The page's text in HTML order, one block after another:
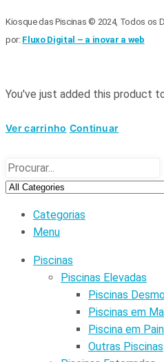
Kiosque das Piscinas © 2024, Todos os
por: Fluxo Digital – a inovar a web
You've just added this product
Ver carrinho Continuar
Categorias
Menu
Piscinas
Piscinas Elevadas
Piscinas
Piscinas em
Piscina em
Outras Piscinas